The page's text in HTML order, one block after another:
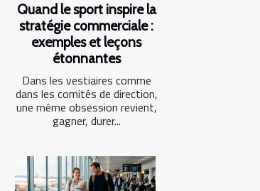
Quand le sport inspire la
stratégie commerciale :
exemples et leçons
étonnantes
Dans les vestiaires comme
dans les comités de direction,
une même obsession revient,
gagner, durer...